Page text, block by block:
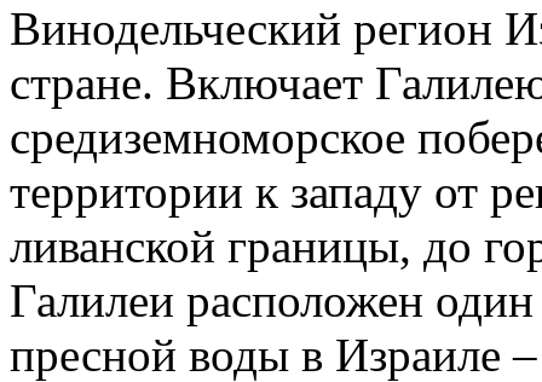
Винодельческий регион
стране. Включает
средиземноморское
территории к западу от
ливанской границы, до
Галилеи расположен
пресной воды в Израиле